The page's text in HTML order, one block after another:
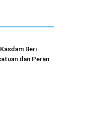
Beri
dan Peran